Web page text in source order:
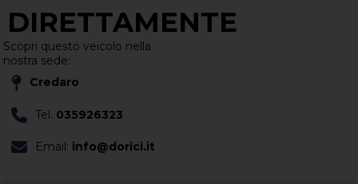
DIRETTAMENTE
Scopri questo veicolo nella
nostra sede:
Credaro
Tel. 035926323
Email: info@dorici.it